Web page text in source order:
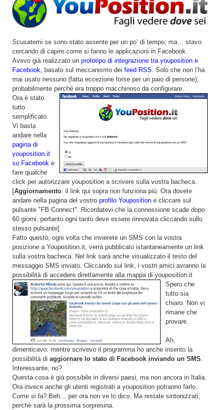
Scusatemi se sono stato assente per un po’ di tempo, ma… stavo
cercando di capire come si fanno le applicazioni in Facebook.
Avevo già realizzato un prototipo di integrazione tra youposition e
Facebook, basato sul meccanismo dei feed RSS. Solo che non l’ha
mai usato nessuno (fatta eccezione forse per un paio di persone),
probabilmente perché era troppo macchinoso da configurare.
Ora è stato
tutto
semplificato.
Vi basta
andare nella
pagina di
youposition.it
su Facebook e
fare qualche
click per autorizzare youposition a scrivere sulla vostra bacheca.
[Aggiornamento: il link qui sopra non funziona più. Ora dovete
andare nella pagina del vostro profilo Youposition e cliccare sul
pulsante "FB Connect". Ricordatevi che la connessione scade dopo
60 giorni, pertanto ogni tanto deve essere rinnovata cliccando sullo
stesso pulsante]
Fatto questo, ogni volta che invierete un SMS con la vostra
posizione a Youposition.it, verrà pubblicato istantaneamente un link
sulla vostra bacheca. Nel link sarà anche visualizzato il testo del
messaggio SMS inviato. Cliccando sul link, i vostri amici avranno la
possibilità di accedere direttamente alla mappa di youposition.it
Spero che
tutto sia
chiaro. Non vi
rimane che
provare.
Ah,
dimenticavo: mentre scrivevo il programma ho anche inserito la
possibilità di aggiornare lo stato di Facebook inviando un SMS.
Interessante, no?
Questa cosa è già possibile in diversi paesi, ma non ancora in Italia.
Ora invece anche gli utenti registrati a youposition potranno farlo.
Come si fa? Beh… per ora non ve lo dico. Ma restate sintonizzati,
perchè sarà la prossima sorpresina.